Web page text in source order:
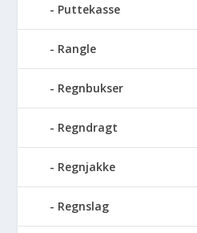
Puttekasse
Rangle
Regnbukser
Regndragt
Regnjakke
Regnslag